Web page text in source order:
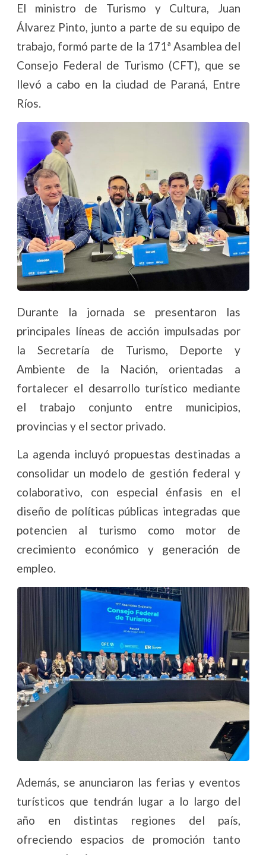
El ministro de Turismo y Cultura, Juan
Álvarez Pinto, junto a parte de su equipo de
trabajo, formó parte de la 171ª Asamblea del
Consejo Federal de Turismo (CFT), que se
llevó a cabo en la ciudad de Paraná, Entre
Ríos.
Durante la jornada se presentaron las
principales líneas de acción impulsadas por
la Secretaría de Turismo, Deporte y
Ambiente de la Nación, orientadas a
fortalecer el desarrollo turístico mediante
el trabajo conjunto entre municipios,
provincias y el sector privado.
La agenda incluyó propuestas destinadas a
consolidar un modelo de gestión federal y
colaborativo, con especial énfasis en el
diseño de políticas públicas integradas que
potencien al turismo como motor de
crecimiento económico y generación de
empleo.
Además, se anunciaron las ferias y eventos
turísticos que tendrán lugar a lo largo del
año en distintas regiones del país,
ofreciendo espacios de promoción tanto